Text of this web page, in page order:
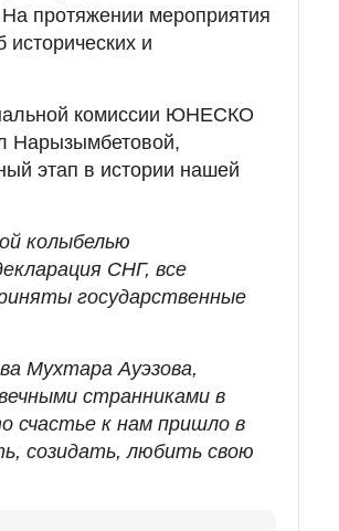
На протяжении мероприятия
и
комиссии ЮНЕСКО
Нарызымбетовой,
этап в истории нашей
колыбелью
СНГ, все
государственные
Мухтара Ауэзова,
странниками в
счастье к нам пришло в
созидать, любить свою